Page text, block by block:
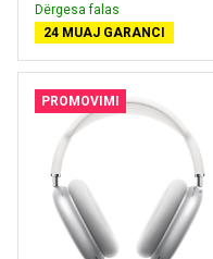
Dërgesa falas
24 MUAJ GARANCI
PROMOVIMI